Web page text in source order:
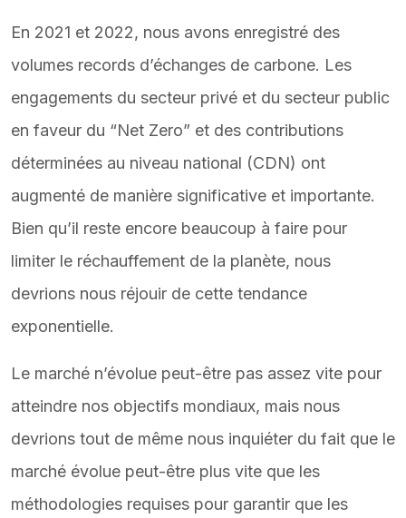
En 2021 et 2022, nous avons enregistré des
volumes records d’échanges de carbone. Les
engagements du secteur privé et du secteur public
en faveur du “Net Zero” et des contributions
déterminées au niveau national (CDN) ont
augmenté de manière significative et importante.
Bien qu’il reste encore beaucoup à faire pour
limiter le réchauffement de la planète, nous
devrions nous réjouir de cette tendance
exponentielle.
Le marché n’évolue peut-être pas assez vite pour
atteindre nos objectifs mondiaux, mais nous
devrions tout de même nous inquiéter du fait que le
marché évolue peut-être plus vite que les
méthodologies requises pour garantir que les